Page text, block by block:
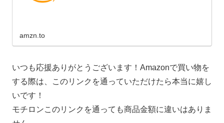
amzn.to
いつも応援ありがとうございます！Amazonで買い物を
する際は、このリンクを通っていただけたら本当に嬉し
いです！
モチロンこのリンクを通っても商品金額に違いはありま